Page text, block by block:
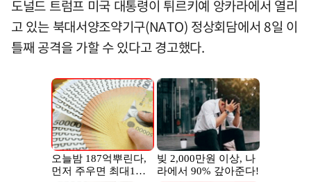
도널드 트럼프 미국 대통령이 튀르키예 앙카라에서 열리
고 있는 북대서양조약기구(NATO) 정상회담에서 8일 이
틀째 공격을 가할 수 있다고 경고했다.